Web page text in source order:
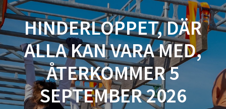
HINDERLOPPET, DÄR
ALLA KAN VARA MED,
ÅTERKOMMER 5
SEPTEMBER 2026